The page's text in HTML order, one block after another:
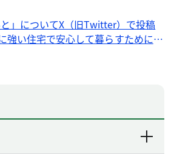
と」についてX（旧Twitter）で投稿
強い住宅で安心して暮らすために